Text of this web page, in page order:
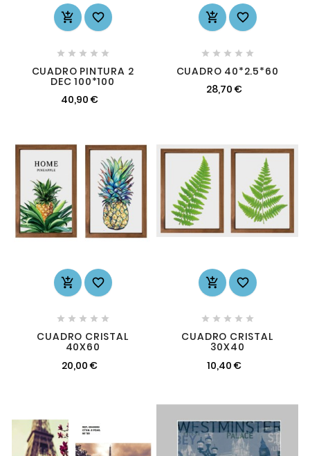
 
    
CUADRO PINTURA 2
DEC 100*100
40,90 €
 
    
CUADRO 40*2.5*60
28,70 €
 
    
CUADRO CRISTAL
40X60
20,00 €
 
    
CUADRO CRISTAL
30X40
10,40 €